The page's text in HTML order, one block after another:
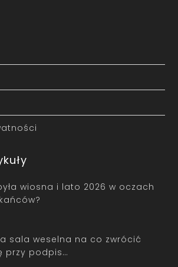
wiosna i lato 2026 w oczach
sala weselna na co zwrócić
przy podpis…